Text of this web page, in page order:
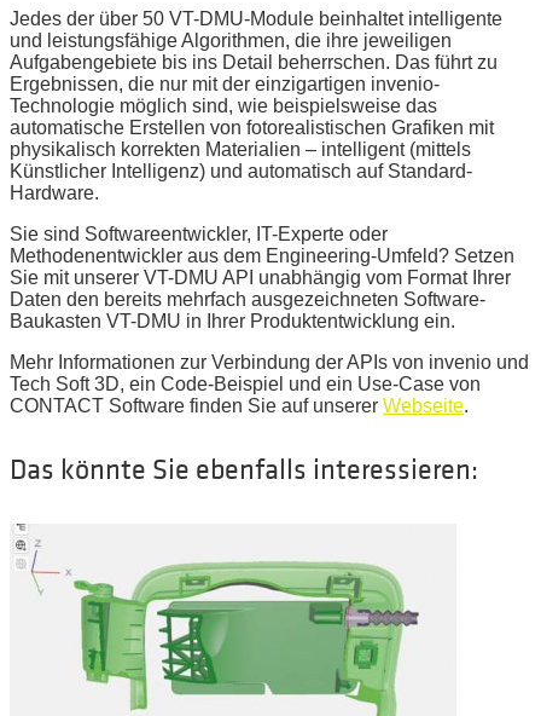
Jedes der über 50 VT-DMU-Module beinhaltet intelligente
und leistungsfähige Algorithmen, die ihre jeweiligen
Aufgabengebiete bis ins Detail beherrschen. Das führt zu
Ergebnissen, die nur mit der einzigartigen invenio-
Technologie möglich sind, wie beispielsweise das
automatische Erstellen von fotorealistischen Grafiken mit
physikalisch korrekten Materialien – intelligent (mittels
Künstlicher Intelligenz) und automatisch auf Standard-
Hardware.
Sie sind Softwareentwickler, IT-Experte oder
Methodenentwickler aus dem Engineering-Umfeld? Setzen
Sie mit unserer VT-DMU API unabhängig vom Format Ihrer
Daten den bereits mehrfach ausgezeichneten Software-
Baukasten VT-DMU in Ihrer Produktentwicklung ein.
Mehr Informationen zur Verbindung der APIs von invenio und
Tech Soft 3D, ein Code-Beispiel und ein Use-Case von
CONTACT Software finden Sie auf unserer Webseite.
Das könnte Sie ebenfalls interessieren: